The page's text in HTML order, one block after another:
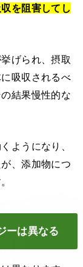
を阻害してし
げられ、摂取
吸収されるべ
結果慢性的な
ようになり、
、添加物につ
ーは異なる